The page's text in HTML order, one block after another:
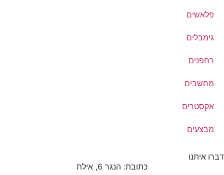
פלאשים
גימבלים
רחפנים
מחשבים
אקסטרים
מבצעים
דברו איתנו
כתובת: הנגר 6, אילת